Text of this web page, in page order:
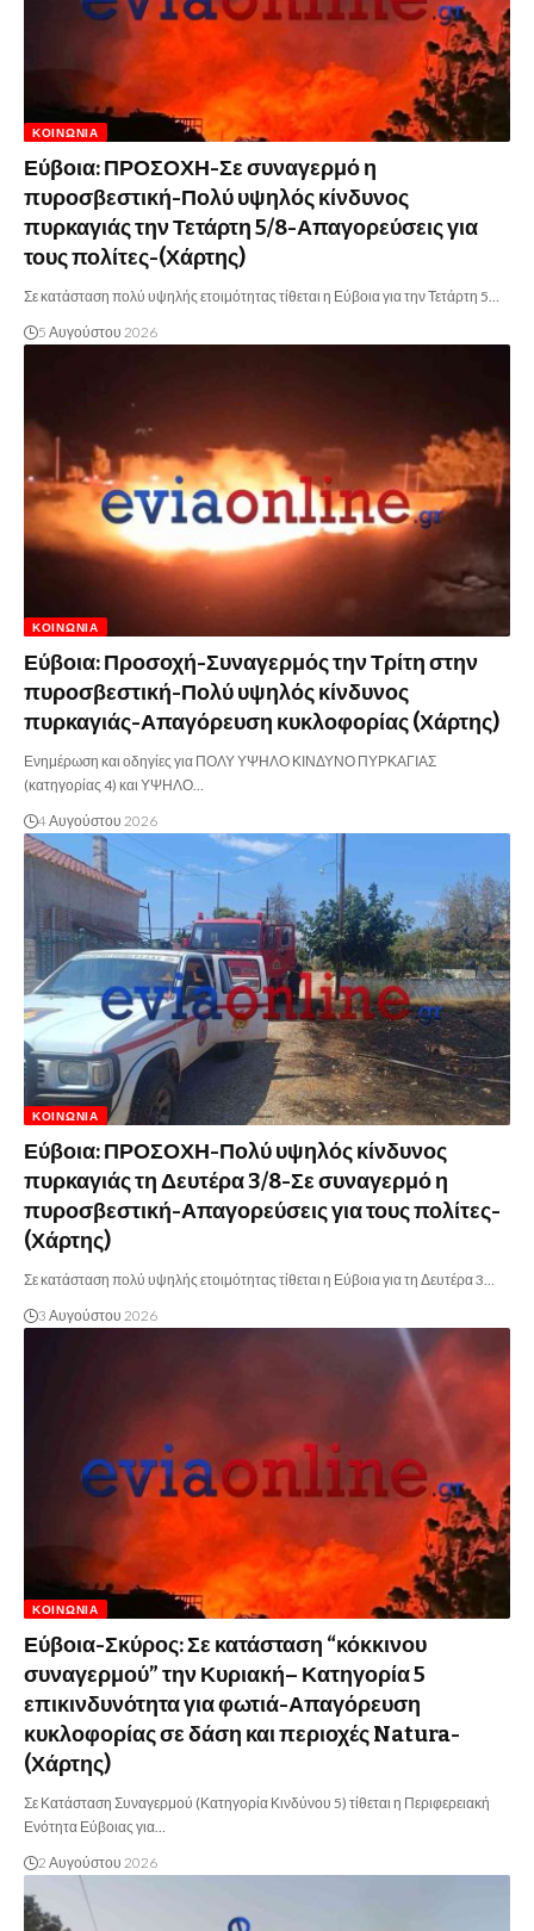
ΚΟΙΝΩΝΊΑ
Εύβοια: ΠΡΟΣΟΧΗ-Σε συναγερμό η
πυροσβεστική-Πολύ υψηλός κίνδυνος
πυρκαγιάς την Τετάρτη 5/8-Απαγορεύσεις για
τους πολίτες-(Χάρτης)
Σε κατάσταση πολύ υψηλής ετοιμότητας τίθεται η Εύβοια για την Τετάρτη 5…
5 Αυγούστου 2026
ΚΟΙΝΩΝΊΑ
Εύβοια: Προσοχή-Συναγερμός την Τρίτη στην
πυροσβεστική-Πολύ υψηλός κίνδυνος
πυρκαγιάς-Απαγόρευση κυκλοφορίας (Χάρτης)
Ενημέρωση και οδηγίες για ΠΟΛΥ ΥΨΗΛΟ ΚΙΝΔΥΝΟ ΠΥΡΚΑΓΙΑΣ
(κατηγορίας 4) και ΥΨΗΛΟ…
4 Αυγούστου 2026
ΚΟΙΝΩΝΊΑ
Εύβοια: ΠΡΟΣΟΧΗ-Πολύ υψηλός κίνδυνος
πυρκαγιάς τη Δευτέρα 3/8-Σε συναγερμό η
πυροσβεστική-Απαγορεύσεις για τους πολίτες-
(Χάρτης)
Σε κατάσταση πολύ υψηλής ετοιμότητας τίθεται η Εύβοια για τη Δευτέρα 3…
3 Αυγούστου 2026
ΚΟΙΝΩΝΊΑ
Εύβοια-Σκύρος: Σε κατάσταση “κόκκινου
συναγερμού” την Κυριακή– Κατηγορία 5
επικινδυνότητα για φωτιά-Απαγόρευση
κυκλοφορίας σε δάση και περιοχές Natura-
(Χάρτης)
Σε Κατάσταση Συναγερμού (Κατηγορία Κινδύνου 5) τίθεται η Περιφερειακή
Ενότητα Εύβοιας για…
2 Αυγούστου 2026